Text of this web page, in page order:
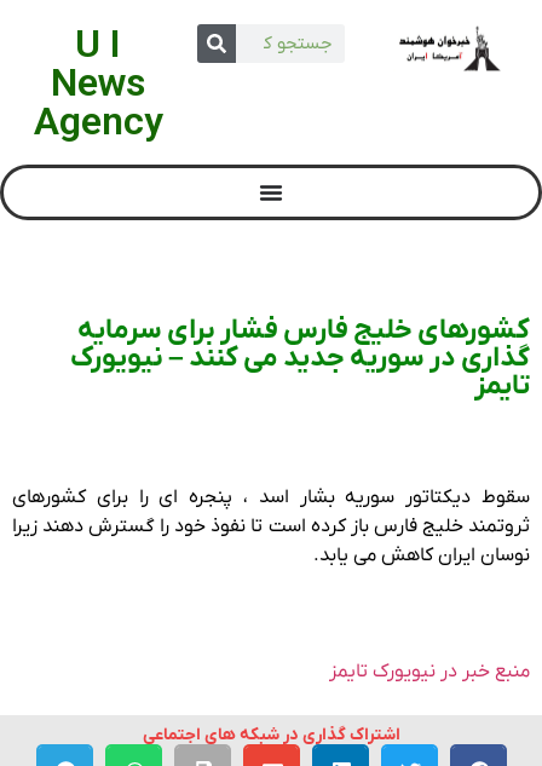
U I
News
Agency
کشورهای خلیج فارس فشار برای سرمایه
گذاری در سوریه جدید می کنند – نیویورک
تایمز
سقوط دیکتاتور سوریه بشار اسد ، پنجره ای را برای کشورهای
ثروتمند خلیج فارس باز کرده است تا نفوذ خود را گسترش دهند زیرا
نوسان ایران کاهش می یابد.
منبع خبر در نیویورک تایمز
اشتراک گذاری در شبکه های اجتماعی